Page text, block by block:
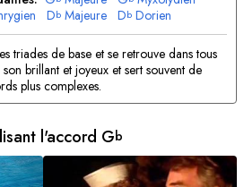
Db Majeure Db Dorien
triades de base et se retrouve dans tous
brillant et joyeux et sert souvent de
plus complexes.
l'accord Gb